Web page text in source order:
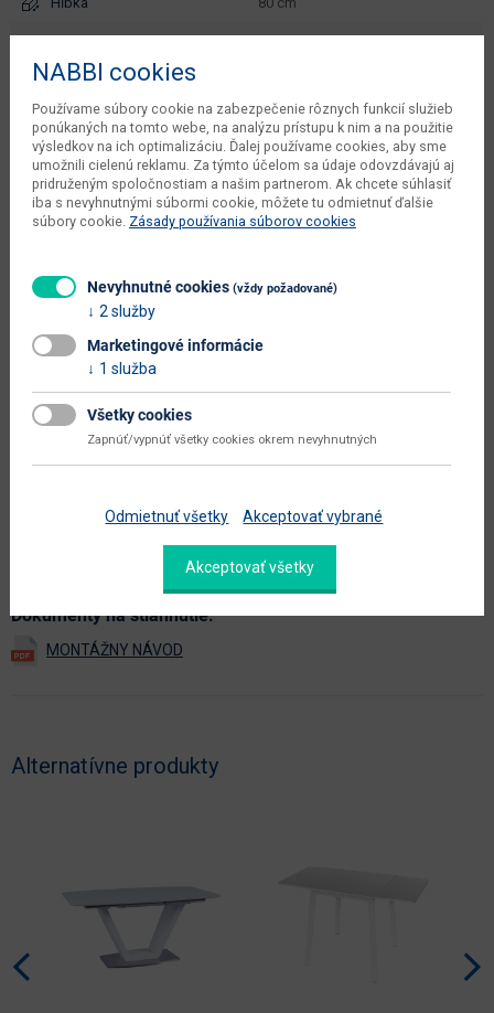
kusov v balení dodávateľa
váha s obalom dodávateľa 80 kg
počet balíkov dodávateľa 3 ks
dodávateľa
0.335 m3
šírka od - do (cm) 140 - 180
dodáva sa
údržba
prevedenie s leskom nie
Zobraziť ďalšie parametre
Dokumenty na stiahnutie:
Alternatívne produkty
NABBI cookies
Používame súbory cookie na zabezpečenie rôznych funkcií služieb
ponúkaných na tomto webe, na analýzu prístupu k nim a na použitie
výsledkov na ich optimalizáciu. Ďalej používame cookies, aby sme
umožnili cielenú reklamu. Za týmto účelom sa údaje odovzdávajú aj
pridruženým spoločnostiam a našim partnerom. Ak chcete súhlasiť
iba s nevyhnutnými súbormi cookie, môžete tu odmietnuť ďalšie
súbory cookie. Zásady používania súborov cookies
Nevyhnutné cookies (vždy požadované)
2 služby
Marketingové informácie
1 služba
Všetky cookies
Zapnúť/vypnúť všetky cookies okrem nevyhnutných
Odmietnuť všetky Akceptovať vybrané
Akceptovať všetky